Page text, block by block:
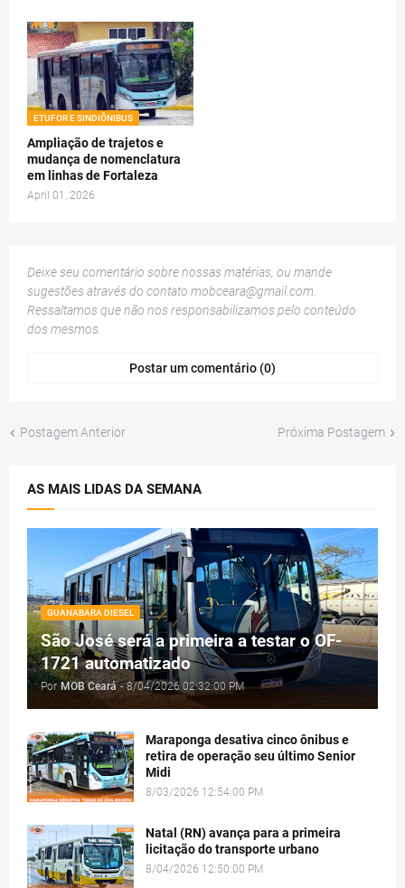
ETUFOR E SINDIÔNIBUS
Ampliação de trajetos e
mudança de nomenclatura
em linhas de Fortaleza
April 01, 2026
Deixe seu comentário sobre nossas matérias, ou mande
sugestões através do contato mobceara@gmail.com.
Ressaltamos que não nos responsabilizamos pelo conteúdo
dos mesmos.
Postar um comentário (0)
Postagem Anterior Próxima Postagem
AS MAIS LIDAS DA SEMANA
GUANABARA DIESEL
São José será a primeira a testar o OF-
1721 automatizado
Por MOB Ceará - 8/04/2026 02:32:00 PM
Maraponga desativa cinco ônibus e
retira de operação seu último Senior
Midi
8/03/2026 12:54:00 PM
Natal (RN) avança para a primeira
licitação do transporte urbano
8/04/2026 12:50:00 PM